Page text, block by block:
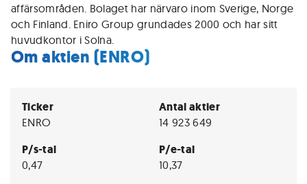
affärsområden. Bolaget har närvaro inom Sverige, Norge
och Finland. Eniro Group grundades 2000 och har sitt
huvudkontor i Solna.
Om aktien (ENRO)
Ticker
ENRO
Antal aktier
14 923 649
P/s-tal
0,47
P/e-tal
10,37